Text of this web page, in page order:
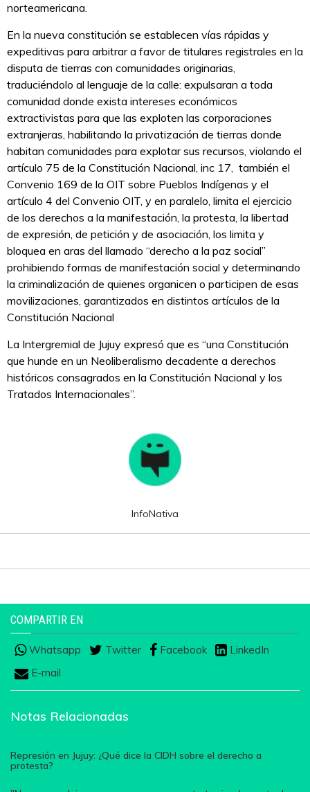
norteamericana.
En la nueva constitución se establecen vías rápidas y
expeditivas para arbitrar a favor de titulares registrales en la
disputa de tierras con comunidades originarias,
traduciéndolo al lenguaje de la calle: expulsaran a toda
comunidad donde exista intereses económicos
extractivistas para que las exploten las corporaciones
extranjeras, habilitando la privatización de tierras donde
habitan comunidades para explotar sus recursos, violando el
artículo 75 de la Constitución Nacional, inc 17, también el
Convenio 169 de la OIT sobre Pueblos Indígenas y el
artículo 4 del Convenio OIT, y en paralelo, limita el ejercicio
de los derechos a la manifestación, la protesta, la libertad
de expresión, de petición y de asociación, los limita y
bloquea en aras del llamado “derecho a la paz social”
prohibiendo formas de manifestación social y determinando
la criminalización de quienes organicen o participen de esas
movilizaciones, garantizados en distintos artículos de la
Constitución Nacional
La Intergremial de Jujuy expresó que es “una Constitución
que hunde en un Neoliberalismo decadente a derechos
históricos consagrados en la Constitución Nacional y los
Tratados Internacionales”.
InfoNativa
COMPARTIR EN
Whatsapp Twitter Facebook
LinkedIn
E-mail
Notas Relacionadas
Represión en Jujuy: ¿Qué dice la CIDH sobre el derecho a
protesta?